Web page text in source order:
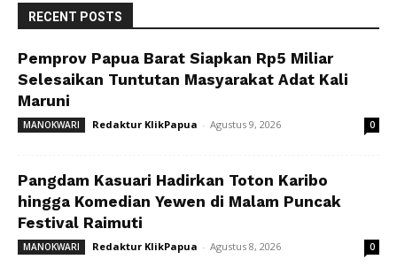
RECENT POSTS
Pemprov Papua Barat Siapkan Rp5 Miliar
Selesaikan Tuntutan Masyarakat Adat Kali
Maruni
MANOKWARI Redaktur KlikPapua - Agustus 9, 2026 0
Pangdam Kasuari Hadirkan Toton Karibo
hingga Komedian Yewen di Malam Puncak
Festival Raimuti
MANOKWARI Redaktur KlikPapua - Agustus 8, 2026 0